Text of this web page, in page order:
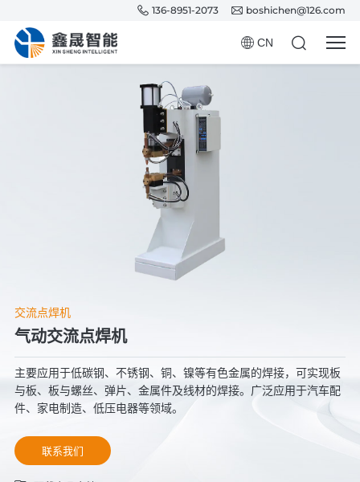
136-8951-2073 boshichen@126.com
CN
交流点焊机
气动交流点焊机
主要应用于低碳钢、不锈钢、铜、镍等有色金属的焊接，可实现板
与板、板与螺丝、弹片、金属件及线材的焊接。广泛应用于汽车配
件、家电制造、低压电器等领域。
联系我们